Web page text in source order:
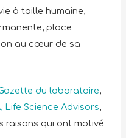
à taille humaine,
place
au cœur de sa
du laboratoire,
Life Science Advisors,
raisons qui ont motivé